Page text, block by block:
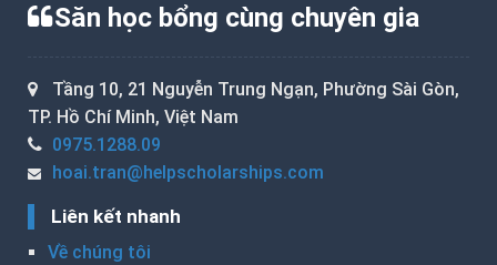
Săn học bổng cùng chuyên gia
Tầng 10, 21 Nguyễn Trung Ngạn, Phường Sài Gòn,
TP. Hồ Chí Minh, Việt Nam
0975.1288.09
hoai.tran@helpscholarships.com
Liên kết nhanh
Về chúng tôi